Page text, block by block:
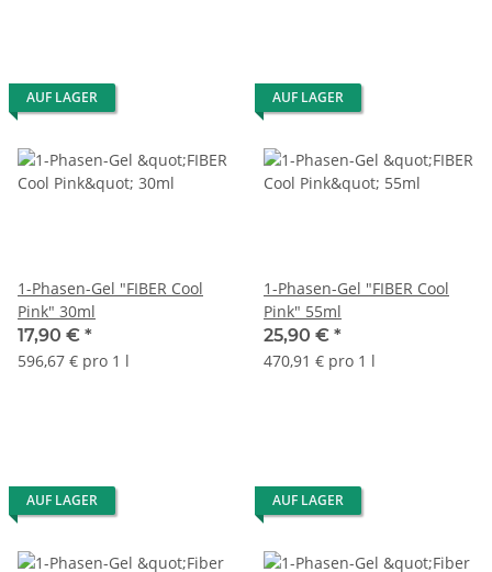
AUF LAGER
1-Phasen-Gel "FIBER Cool
Pink" 30ml
17,90 € *
596,67 € pro 1 l
AUF LAGER
1-Phasen-Gel "FIBER Cool
Pink" 55ml
25,90 € *
470,91 € pro 1 l
AUF LAGER AUF LAGER